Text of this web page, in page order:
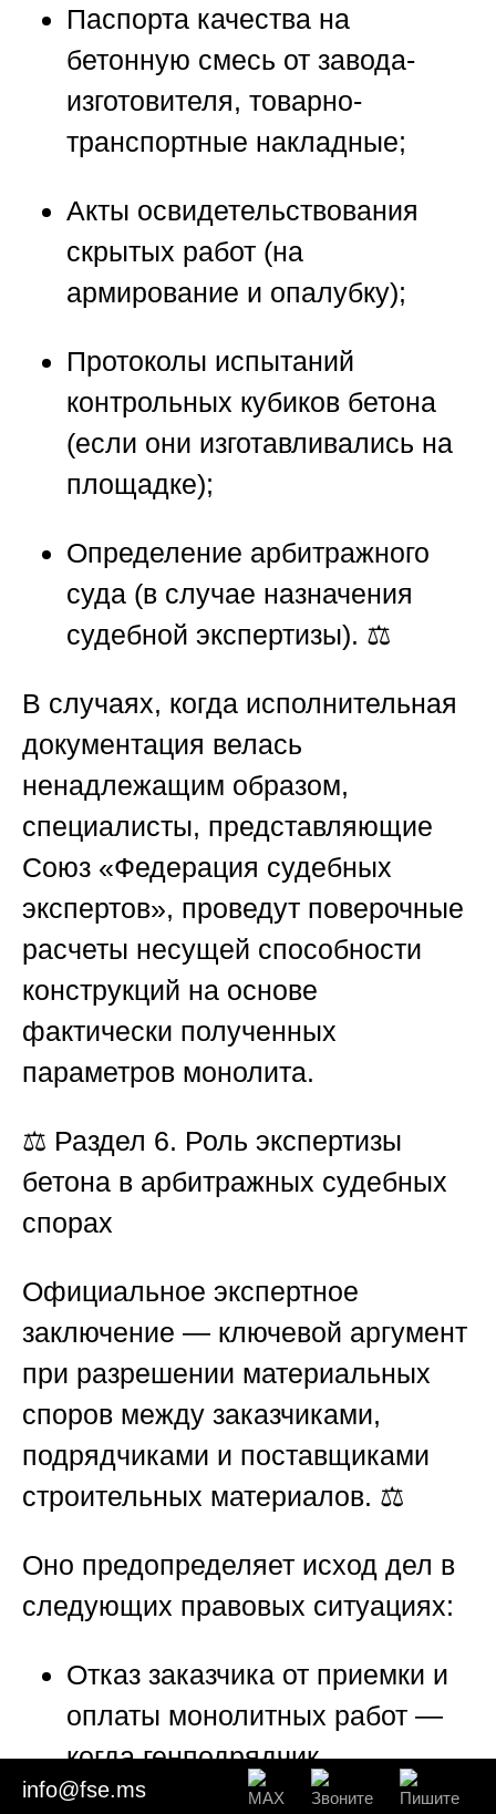
Паспорта качества на
бетонную смесь от завода-
изготовителя, товарно-
транспортные накладные;
Акты освидетельствования
скрытых работ (на
армирование и опалубку);
Протоколы испытаний
контрольных кубиков бетона
(если они изготавливались на
площадке);
Определение арбитражного
суда (в случае назначения
судебной экспертизы). ⚖️
В случаях, когда исполнительная
документация велась
ненадлежащим образом,
специалисты, представляющие
Союз «Федерация судебных
экспертов», проведут поверочные
расчеты несущей способности
конструкций на основе
фактически полученных
параметров монолита.
⚖️ Раздел 6. Роль экспертизы
бетона в арбитражных судебных
спорах
Официальное экспертное
заключение — ключевой аргумент
при разрешении материальных
споров между заказчиками,
подрядчиками и поставщиками
строительных материалов. ⚖️
Оно предопределяет исход дел в
следующих правовых ситуациях:
Отказ заказчика от приемки и
оплаты монолитных работ —
когда генподрядчик
предъявляет акты КС-2, а
info@fse.ms